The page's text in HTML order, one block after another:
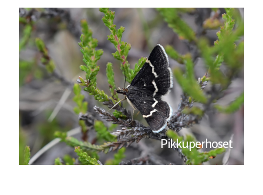
Pikkuperhoset